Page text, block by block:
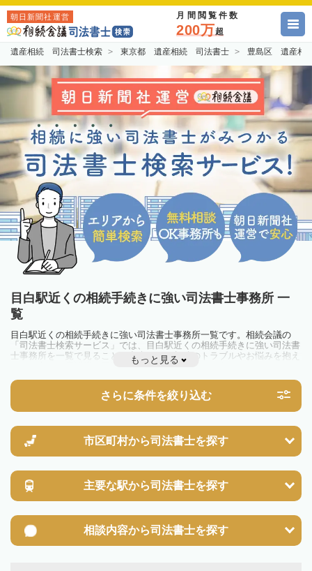
朝日新聞社運営 月間閲覧件数
200万超
遺産相続 司法書士検索 東京都 遺産相続 司法書士 豊島区 遺産相
目白駅近くの相続手続きに強い司法書士事務所 一
覧
目白駅近くの相続手続きに強い司法書士事務所一覧です。相続会議の
「司法書士検索サービス」では、目白駅近くの相続手続きに強い司法書
士事務所を一覧で見ることが出来ます。相続のトラブルやお悩みを抱え
ている方は一度近隣の司法書士に相談してみましょう。
もっと見る
さらに条件を絞り込む
市区町村から司法書士を探す
主要な駅から司法書士を探す
相談内容から司法書士を探す